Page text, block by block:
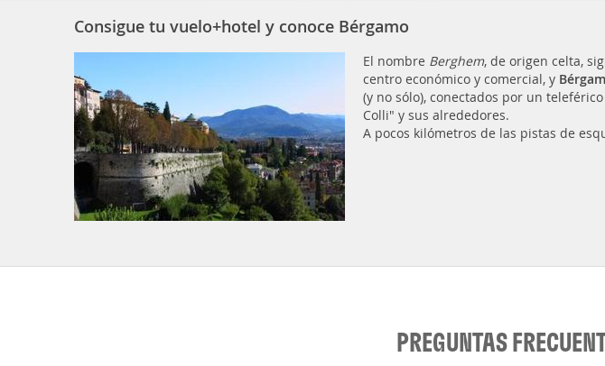
Consigue tu vuelo+hotel y conoce Bérgamo
El nombre Berghem, de origen celta,
centro económico y comercial, y
(y no sólo), conectados por un
Colli" y sus alrededores.
A pocos kilómetros de las pistas de
PREGUNTAS